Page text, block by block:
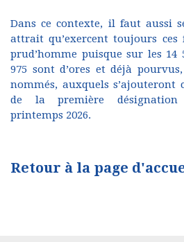
Dans ce contexte, il faut aussi
attrait qu’exercent toujours ces
prud’homme puisque sur les 14
975 sont d’ores et déjà
nommés, auxquels
de la première désignation
printemps 2026.
Retour à la page